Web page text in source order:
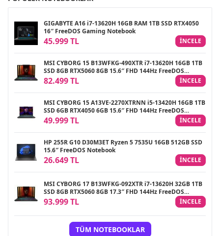
GIGABYTE A16 i7-13620H 16GB RAM 1TB SSD RTX4050
16″ FreeDOS Gaming Notebook
45.999 TL INCELE
MSI CYBORG 15 B13WFKG-490XTR i7-13620H 16GB 1TB
SSD 8GB RTX5060 8GB 15.6″ FHD 144Hz FreeDOS
Gaming Notebook
82.499 TL INCELE
MSI CYBORG 15 A13VE-2270XTRNN i5-13420H 16GB 1TB
SSD 6GB RTX4050 6GB 15.6″ FHD 144Hz FreeDOS
Gaming Notebook
49.999 TL INCELE
HP 255R G10 D30M3ET Ryzen 5 7535U 16GB 512GB SSD
15.6″ FreeDOS Notebook
26.649 TL INCELE
MSI CYBORG 17 B13WFKG-092XTR i7-13620H 32GB 1TB
SSD 8GB RTX5060 8GB 17.3″ FHD 144Hz FreeDOS
Gaming Notebook
93.999 TL INCELE
TÜM NOTEBOOKLAR